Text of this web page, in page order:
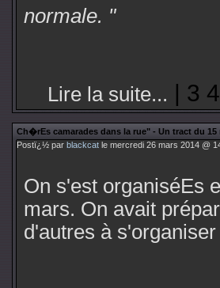
normale. "
Lire la suite... | 3
Ch�rEs camarades dans la rue" - Un tract du 15
Postï¿½ par blackcat le mercredi 26 mars 2014 @
On s'est organiséEs
mars. On avait
d'autres à